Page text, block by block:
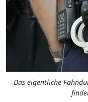
Das eigentliche